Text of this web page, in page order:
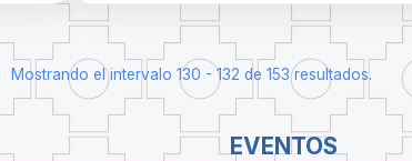
Mostrando el intervalo 130 - 132 de 153 resultados.
EVENTOS